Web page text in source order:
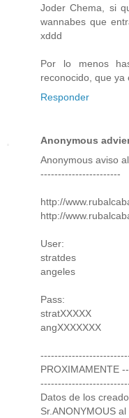
Joder Chema, si
wannabes que
xddd
Por lo menos
reconocido, que ya
Responder
Anonymous
Anonymous aviso
-----------------------
http://
http://
User:
stratdes
angeles
Pass:
stratXXXXX
angXXXXXXX
PROXIMAMENTE
Datos de los
Sr.ANONYMOUS